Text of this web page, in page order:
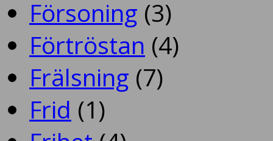
Försoning (3)
Förtröstan (4)
Frälsning (7)
Frid (1)